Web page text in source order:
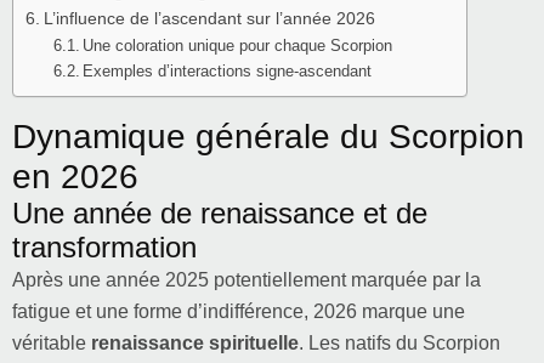
L’influence de l’ascendant sur l’année 2026
Une coloration unique pour chaque Scorpion
Exemples d’interactions signe-ascendant
Dynamique générale du Scorpion
en 2026
Une année de renaissance et de
transformation
Après une année 2025 potentiellement marquée par la
fatigue et une forme d’indifférence, 2026 marque une
véritable renaissance spirituelle. Les natifs du Scorpion